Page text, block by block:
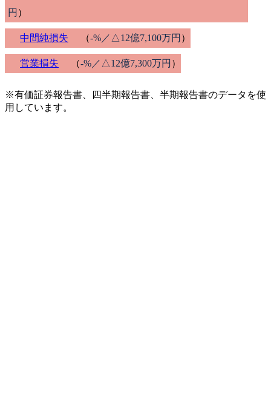
円 ）
中間純損失 （-%／△12億7,100万円 ）
営業損失 （-%／△12億7,300万円 ）
※有価証券報告書、四半期報告書、半期報告書のデータを使
用しています。